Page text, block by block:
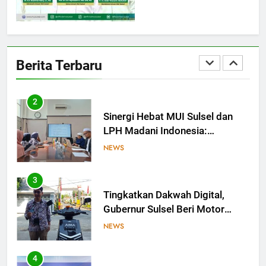
Berita Terbaru
1
Ingin Buktikan Toleransi Lewat
2
Sinergi Hebat MUI Sulsel dan
LPH Madani Indonesia:
Percepat Sertifikasi Halal, 4
NEWS
3
Tingkatkan Dakwah Digital,
Gubernur Sulsel Beri Motor
untuk Tim Media MUI Sulawesi
NEWS
4